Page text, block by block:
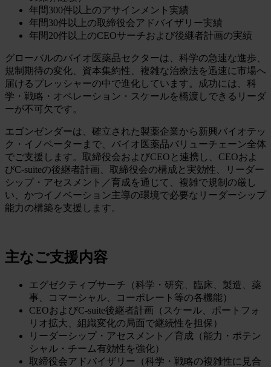
年間300件以上のアサインメント実績
年間30件以上の取締役会アドバイザリー実績
年間20件以上のCEOサーチおよび後継者計画の実績
グローバルのバイオ医薬品セクターは、科学の急速な進歩、
規制期待の変化、資本集約性、複雑な治療法を迅速に市場へ
届けるプレッシャーの中で進化しています。成功には、科
学・戦略・オペレーション・スケールを橋渡しできるリーダ
ーが不可欠です。
エゴンゼンダーは、確立された製薬企業から新興バイオテッ
ク・イノベーターまで、バイオ医薬品バリューチェーン全体
でご支援します。取締役会およびCEOと連携し、CEOおよ
びC-suiteの後継者計画、取締役会の構成と実効性、リーダー
シップ・アセスメント／育成を通じて、複雑で規制の厳し
い、かつイノベーション主導の環境で必要なリーダーシップ
能力の構築を支援します。
主なご支援内容
エグゼクティブサーチ（科学・研究、臨床、製造、薬
事、コマーシャル、コーポレート等の各機能）
CEOおよびC-suite後継者計画（スケール、ポートフォ
リオ拡大、組織変化の局面で継続性を担保）
リーダーシップ・アセスメント／育成（能力・ポテン
シャル・チーム有効性を強化）
取締役会アドバイザリー（科学・戦略の複雑性に見合